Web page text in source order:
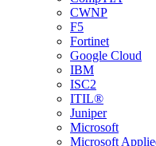
CWNP
F5
Fortinet
Google Cloud
IBM
ISC2
ITIL®
Juniper
Microsoft
Microsoft